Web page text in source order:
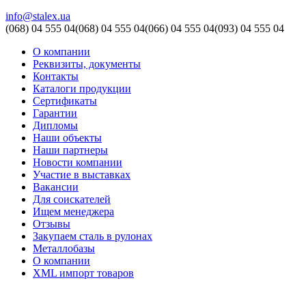
info@stalex.ua
(068) 04 555 04(068) 04 555 04(066) 04 555 04(093) 04 555 04
О компании
Реквизиты, документы
Контакты
Каталоги продукции
Сертификаты
Гарантии
Дипломы
Наши объекты
Наши партнеры
Новости компании
Участие в выставках
Вакансии
Для соискателей
Ищем менеджера
Отзывы
Закупаем сталь в рулонах
Металлобазы
О компании
XML импорт товаров